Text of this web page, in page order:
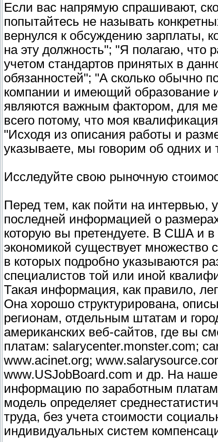
Если вас напрямую спрашивают,
попытайтесь не называть
вернулся к обсуждению зарплаты,
на эту должность"; "Я полагаю, что
учетом стандартов принятых в
обязанностей"; "А сколько обычно
компании и имеющий образование
являются важным фактором, для
всего потому, что моя
"Исходя из описания работы и
указываете, мы говорим об одних и
Исследуйте свою рыночную
Перед тем, как пойти на интервью,
последней информацией о
которую вы претендуете. В США и в
экономикой существует
в которых подробно указываются
специалистов той или иной
Такая информация, как правило,
Она хорошо структурирована,
регионам, отдельным штатам и
американских веб-сайтов, где вы
платам: salarycenter.monster.com;
www.acinet.org;
www.USJobBoard.com и др. На
информацию по заработным
модель определяет
труда, без учета стоимости
индивидуальных систем